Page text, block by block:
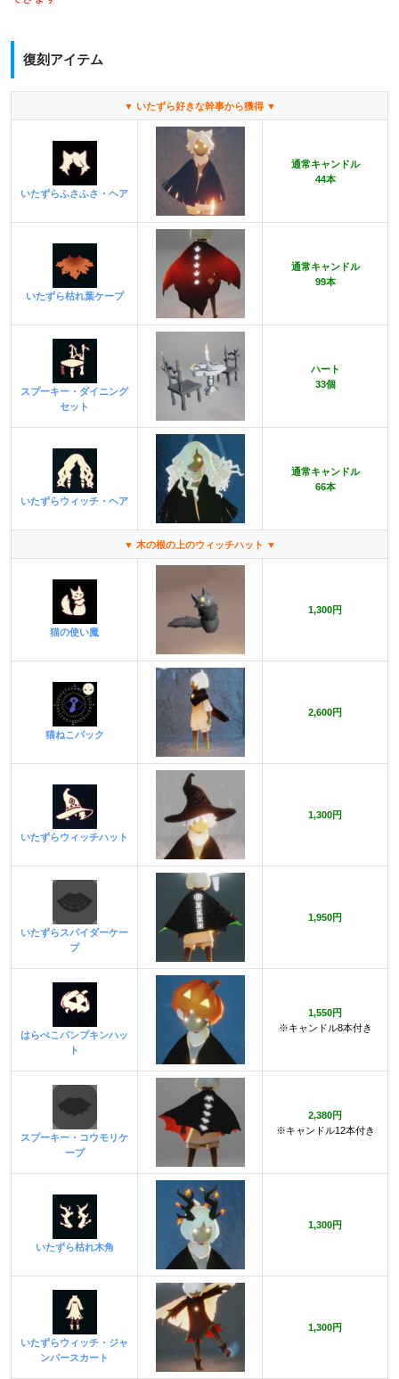
復刻アイテム
▼ いたずら好きな幹事から獲得 ▼
いたずらふさふさ・ヘア
通常キャンドル
44本
いたずら枯れ葉ケープ
通常キャンドル
99本
スプーキー・ダイニング
セット
ハート
33個
いたずらウィッチ・ヘア
通常キャンドル
66本
▼ 木の根の上のウィッチハット ▼
猫の使い魔
1,300円
猫ねこパック
2,600円
いたずらウィッチハット
1,300円
いたずらスパイダーケー
プ
1,950円
はらぺこパンプキンハッ
ト
1,550円
※キャンドル8本付き
スプーキー・コウモリケ
ープ
2,380円
※キャンドル12本付き
いたずら枯れ木角
1,300円
いたずらウィッチ・ジャ
ンパースカート
1,300円